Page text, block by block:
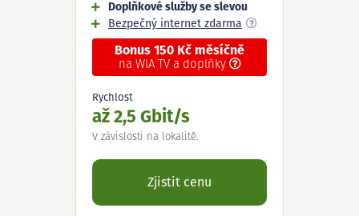
Doplňkové služby se slevou
Bezpečný internet zdarma
Bonus 150 Kč měsíčně
na WIA TV a doplňky
Rychlost
až 2,5 Gbit/s
V závislosti na lokalitě.
Zjistit cenu